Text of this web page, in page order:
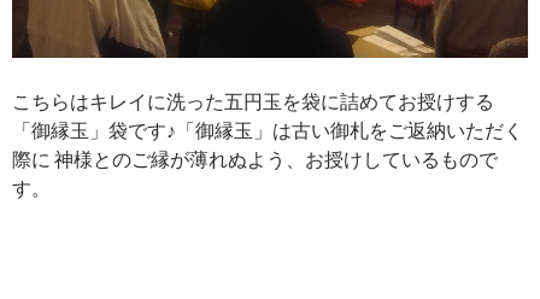
こちらはキレイに洗った五円玉を袋に詰めてお授けする
「御縁玉」袋です♪「御縁玉」は古い御札をご返納いただく
際に 神様とのご縁が薄れぬよう、お授けしているもので
す。